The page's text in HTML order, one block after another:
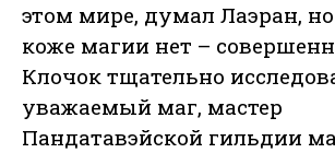
этом мире, думал Лаэран, но
коже магии нет –
Клочок тщательно
уважаемый маг, мастер
Пандатавэйской гильдии